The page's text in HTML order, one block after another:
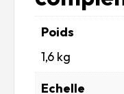
Poids
1,6 kg
Echelle